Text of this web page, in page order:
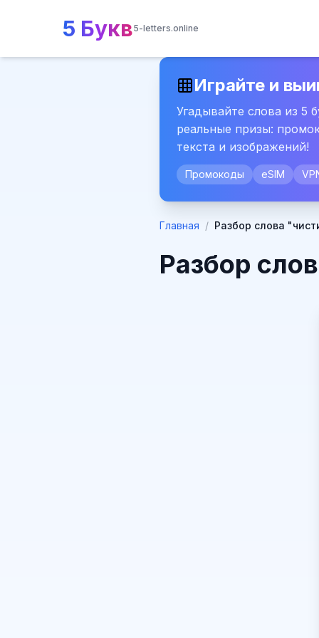
5 Букв5-letters.online
Играйте и
Угадывайте слова из 5
реальные призы:
текста и изображений!
Промокоды eSIM
Главная / Разбор слова
Разбор